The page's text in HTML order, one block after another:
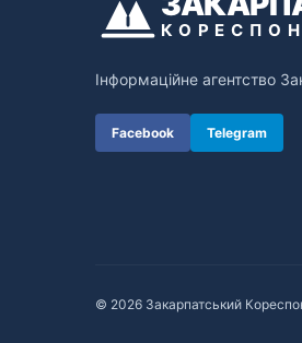
Інформаційне агентство
Facebook Telegram
© 2026 Закарпатський